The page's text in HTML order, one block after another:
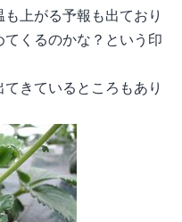
上がる予報も出ており
くるのかな？という印
きているところもあり